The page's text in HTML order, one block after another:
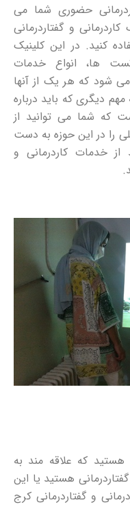
حضوری شما می
و گفتاردرمانی
کنید. در این کلینیک
ها، انواع خدمات
می شود که هر یک از آنها
دیگری که باید درباره
که شما می توانید از
را در این حوزه به دست
از خدمات کاردرمانی و
که علاقه مند به
هستید یا این
و گفتاردرمانی کرج